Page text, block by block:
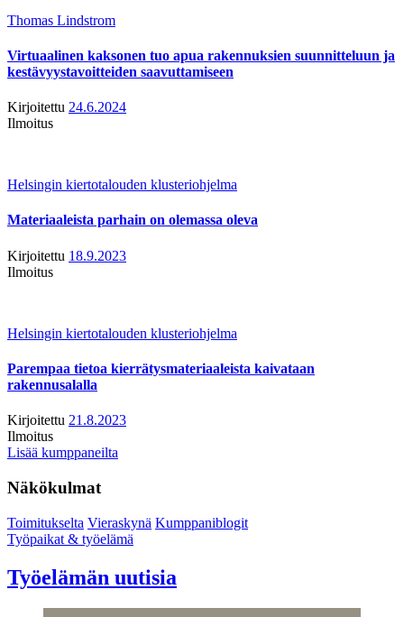
Thomas Lindstrom
Virtuaalinen kaksonen tuo apua rakennuksien suunnitteluun ja
kestävyystavoitteiden saavuttamiseen
Kirjoitettu 24.6.2024
Ilmoitus
Helsingin kiertotalouden klusteriohjelma
Materiaaleista parhain on olemassa oleva
Kirjoitettu 18.9.2023
Ilmoitus
Helsingin kiertotalouden klusteriohjelma
Parempaa tietoa kierrätysmateriaaleista kaivataan
rakennusalalla
Kirjoitettu 21.8.2023
Ilmoitus
Lisää kumppaneilta
Näkökulmat
Toimitukselta Vieraskynä Kumppaniblogit
Työpaikat & työelämä
Työelämän uutisia